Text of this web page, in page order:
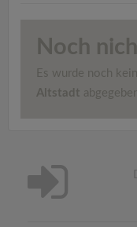
Noch
Es wurde noch
Altstadt